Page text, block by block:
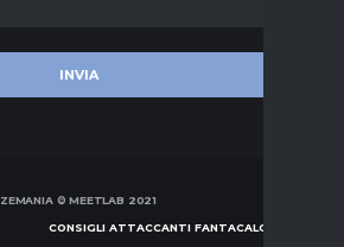
ZEMANIA © MEETLAB 2021
CONSIGLI ATTACCANTI FANTACALCIO SERIE A